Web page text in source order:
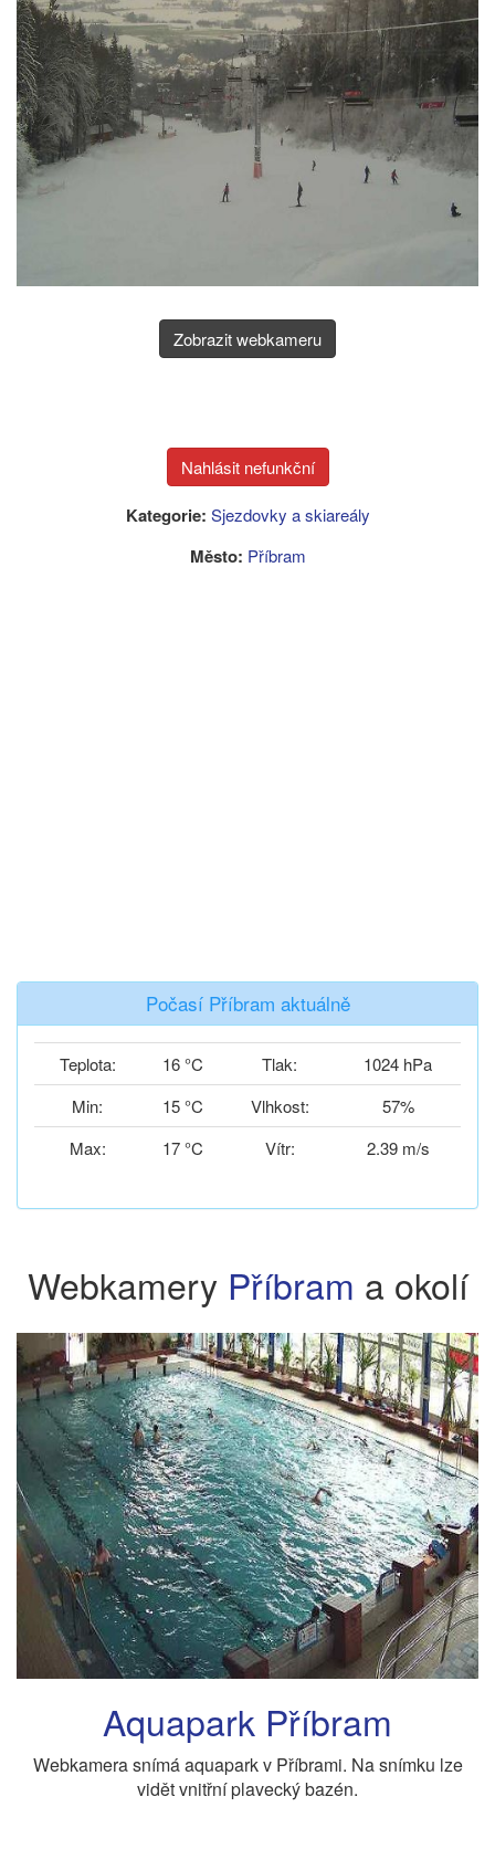
Zobrazit webkameru
Kategorie: Sjezdovky a skiareály
Město: Příbram
Počasí Příbram aktuálně
Teplota: 16 °C Tlak:
1024 hPa
Min:
15 °C Vlhkost:
57%
Max:
17 °C Vítr: 2.39 m/s
Webkamery Příbram a okolí
Aquapark Příbram
Webkamera snímá aquapark v Příbrami. Na snímku lze
vidět vnitřní plavecký bazén.